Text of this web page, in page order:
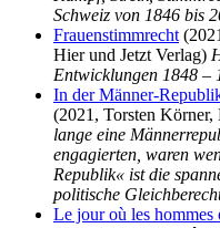
Schweiz von 1846 bis
Frauenstimmrecht
Hier und Jetzt Verlag)
Entwicklungen 1848 –
In der Männer-
(2021, Torsten
lange eine
engagierten, waren
Republik« ist die
politische
Le jour où les hommes